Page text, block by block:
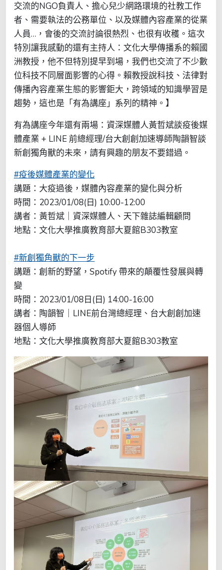
交流的NGO負責人、擔心兒少網路環境的社教工作
者、需要執法的公務單位、以及媒體內容產業的從業
人員…，會後的交流討論很熱烈、也很有收穫。這次
特別讓我感動的還有主持人：文化大學傳播系的賴國
洲教授，他不但特別提早到場，我們也交流了不少數
位科技不同層面影響的心得。賴教授說科技、法律對
傳播內容產業生態的影響鉅大，跨領域的知識學習是
趨勢，這也是「有為講座」系列的精神。】
有為講座今年還有兩場：資深媒體人黃哲斌談疫後媒
體產業 + LINE 前總經理/台大創創加速導師陶韻智談
新創獨角獸的未來，請有興趣的朋友不要錯過。
#疫後媒體產業的變化
講題：大疫過後，媒體內容產業的變化與分析
時間：2023/01/08(日) 10:00-12:00
講者：黃哲斌｜資深媒體人、天下雜誌編輯顧問
地點：文化大學推廣教育部大夏館B303教室
#新創獨角獸的下一步
講題：創新的野望，Spotify 帶來的顛覆性發展與轉
變
時間：2023/01/08日(日) 14:00-16:00
講者：陶韻智｜LINE前台灣總經理、台大創創加速
器個人導師
地點：文化大學推廣教育部大夏館B303教室